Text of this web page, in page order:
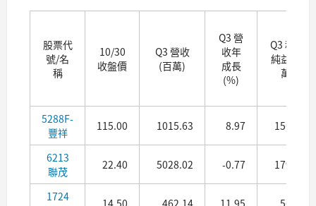
股票代
號/名
稱
10/30
收盤價
Q3 營收
(百萬)
Q3 營
收年
成長
(%)
Q3 稅後
純益(百
萬)
5288F-
豐祥
115.00 1015.63 8.97 156.05
6213
聯茂
22.40 5028.02 -0.77 179.60
1724
14.50 462.14 11.95 56.10